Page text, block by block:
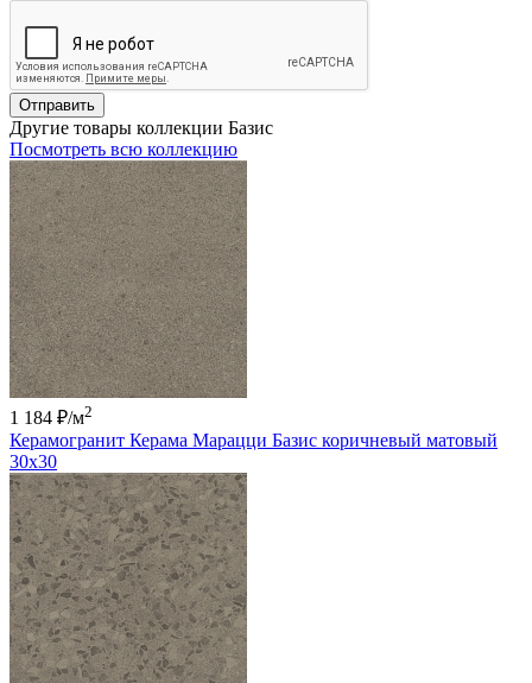
Отправить
Другие товары коллекции Базис
Посмотреть всю коллекцию
1 184 ₽/м2
Керамогранит Керама Марацци Базис коричневый матовый
30x30